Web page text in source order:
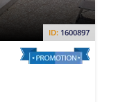
ID: 1600897